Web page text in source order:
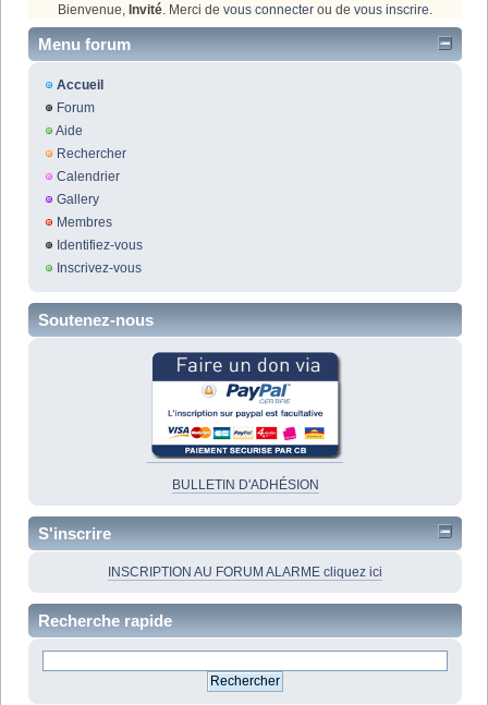
Bienvenue, Invité . Merci de vous connecter ou de vous inscrire
Menu forum
Accueil
Forum
Aide
Rechercher
Calendrier
Gallery
Membres
Identifiez-vous
Inscrivez-vous
Soutenez-nous
BULLETIN D'ADHÉSION
S'inscrire
INSCRIPTION AU FORUM ALARME cliquez ici
Recherche rapide